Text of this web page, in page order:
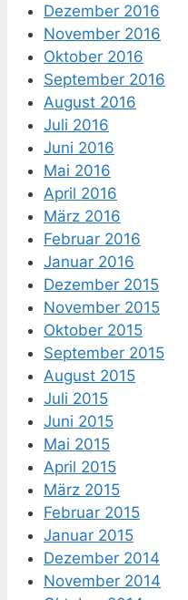
Dezember 2016
November 2016
Oktober 2016
September 2016
August 2016
Juli 2016
Juni 2016
Mai 2016
April 2016
März 2016
Februar 2016
Januar 2016
Dezember 2015
November 2015
Oktober 2015
September 2015
August 2015
Juli 2015
Juni 2015
Mai 2015
April 2015
März 2015
Februar 2015
Januar 2015
Dezember 2014
November 2014